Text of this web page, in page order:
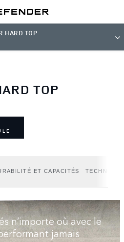
HARD TOP
TOP
ET CAPACITÉS
n’importe où avec le
jamais